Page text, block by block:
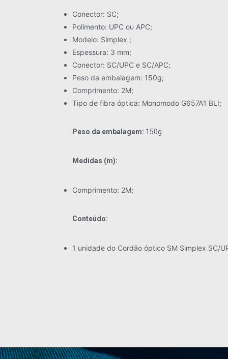
Conector: SC;
Polimento: UPC ou APC;
Modelo: Simplex ;
Espessura: 3 mm;
Conector: SC/UPC e SC/APC;
Peso da embalagem: 150g;
Comprimento: 2M;
Tipo de fibra óptica: Monomodo G657A1 BLI;
Peso da embalagem: 150g
Medidas (m):
Comprimento: 2M;
Conteúdo:
1 unidade do Cordão óptico SM Simplex SC/